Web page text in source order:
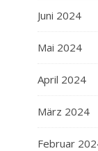
Juni 2024
Mai 2024
April 2024
März 2024
Februar